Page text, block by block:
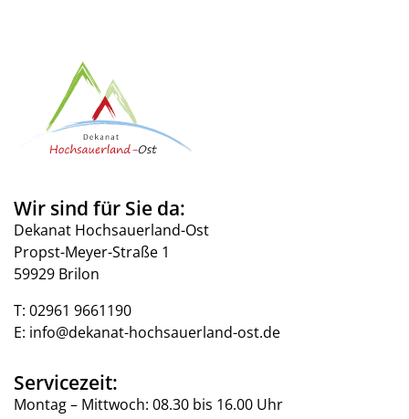
Wir sind für Sie da:
Dekanat Hochsauerland-Ost
Propst-Meyer-Straße 1
59929 Brilon
T: 02961 9661190
E: info@dekanat-hochsauerland-ost.de
Servicezeit:
Montag – Mittwoch: 08.30 bis 16.00 Uhr